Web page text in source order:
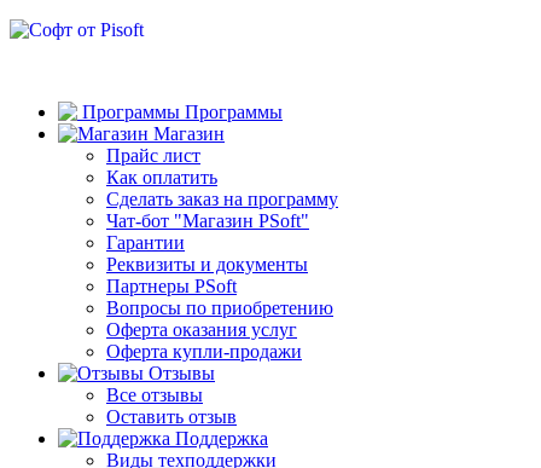
Программы
Магазин
Прайс лист
Как оплатить
Сделать заказ на программу
Чат-бот "Магазин PSoft"
Гарантии
Реквизиты и документы
Партнеры PSoft
Вопросы по приобретению
Оферта оказания услуг
Оферта купли-продажи
Отзывы
Все отзывы
Оставить отзыв
Поддержка
Виды техподдержки